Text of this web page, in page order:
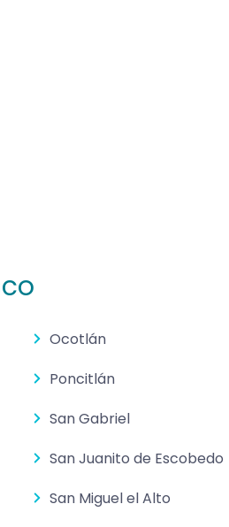
Ocotlán
Poncitlán
San Gabriel
San Juanito de Escobedo
San Miguel el Alto